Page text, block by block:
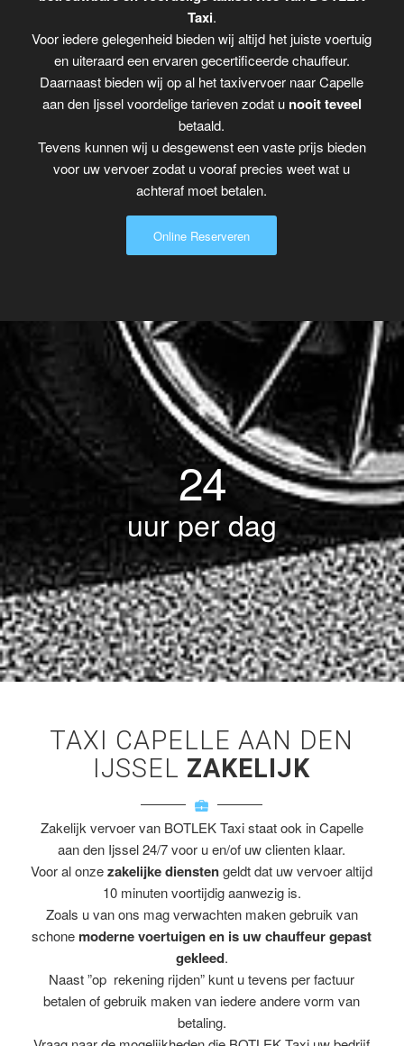
Taxi.
Voor iedere gelegenheid bieden wij altijd het juiste voertuig
en uiteraard een ervaren gecertificeerde chauffeur.
Daarnaast bieden wij op al het taxivervoer naar Capelle
aan den Ijssel voordelige tarieven zodat u nooit teveel
betaald.
Tevens kunnen wij u desgewenst een vaste prijs bieden
voor uw vervoer zodat u vooraf precies weet wat u
achteraf moet betalen.
Online Reserveren
24
uur per dag
TAXI CAPELLE AAN DEN
IJSSEL ZAKELIJK
Zakelijk vervoer van BOTLEK Taxi staat ook in Capelle
aan den Ijssel 24/7 voor u en/of uw clienten klaar.
Voor al onzezakelijke dienstengeldt dat uw vervoer altijd
10 minuten voortijdig aanwezig is.
Zoals u van ons mag verwachten maken gebruik van
schone moderne voertuigen en is uw chauffeur gepast
gekleed.
Naast ”op rekening rijden” kunt u tevens per factuur
betalen of gebruik maken van iedere andere vorm van
betaling.